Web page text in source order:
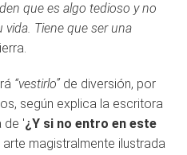
que es algo tedioso y no
vida. Tiene que ser una
“vestirlo”de diversión, por
según explica la escritora
de '¿Y si no entro en este
magistralmente ilustrada